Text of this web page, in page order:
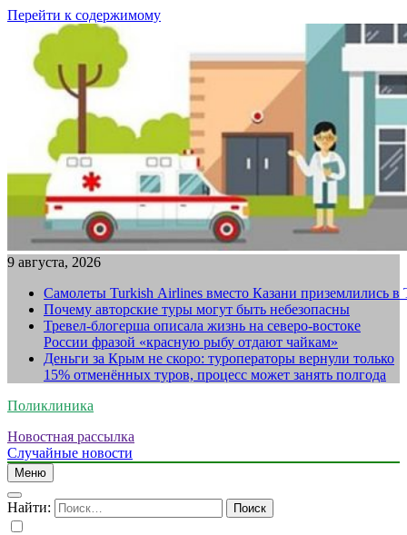
Перейти к содержимому
9 августа, 2026
Самолеты Turkish Airlines вместо Казани приземлились в
Почему авторские туры могут быть небезопасны
Тревел-блогерша описала жизнь на северо-востоке
России фразой «красную рыбу отдают чайкам»
Деньги за Крым не скоро: туроператоры вернули только
15% отменённых туров, процесс может занять полгода
Поликлиника
Новостная рассылка
Случайные новости
Меню
Найти: